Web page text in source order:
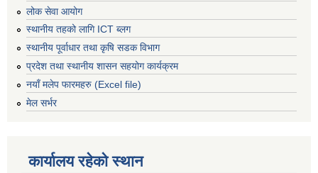
लोक सेवा आयोग
स्थानीय तहको लागि ICT ब्लग
स्थानीय पूर्वाधार तथा कृषि सडक विभाग
प्रदेश तथा स्थानीय शासन सहयोग कार्यक्रम
नयाँ मलेप फारमहरु (Excel file)
मेल सर्भर
कार्यालय रहेको स्थान